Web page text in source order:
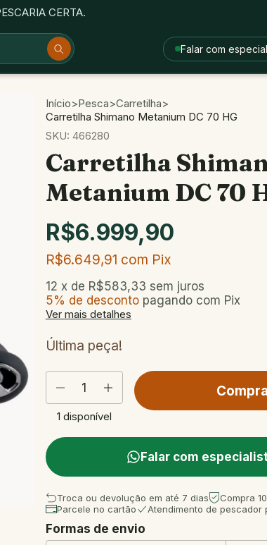
CERTA.
Falar com
Início>Pesca>Carretilha>
Carretilha Shimano Metanium DC 70 HG
SKU: 466280
Carretilha
Metanium DC 70
R$6.999,90
R$6.649,91 com Pix
12 x de R$583,33 sem juros
5% de descontopagando com Pix
Ver mais detalhes
Última peça!
1 disponível
Falar com
Troca ou devolução em até 7 dias
Compra
Parcele no cartão
Atendimento de pescador
Entregas para o CEP:
Formas de envio